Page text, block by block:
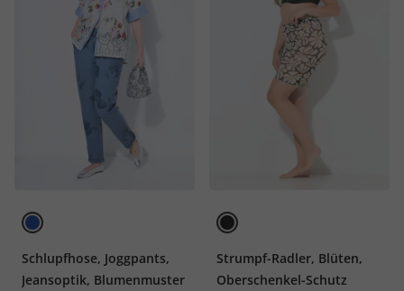
Schlupfhose, Joggpants,
Jeansoptik, Blumenmuster
Strumpf-Radler, Blüten,
Oberschenkel-Schutz